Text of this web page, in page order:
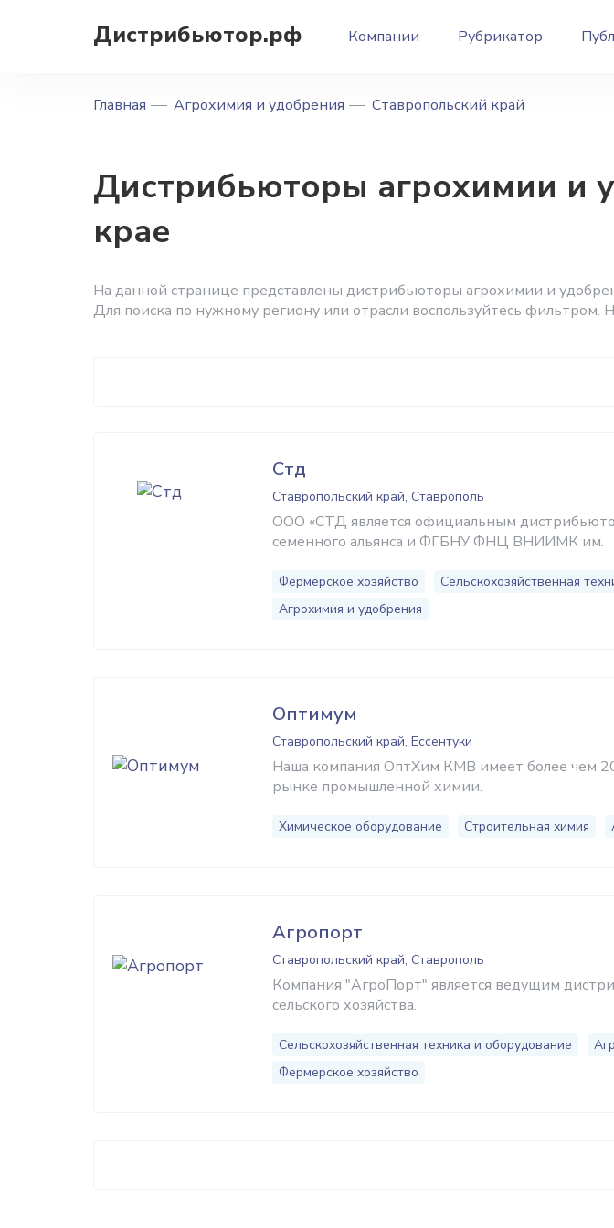
Дистрибьютор.рф Компании Рубрикатор
Главная Агрохимия и удобрения Ставропольский край
Дистрибьюторы агрохимии и
крае
На данной странице представлены дистрибьюторы агрохимии и
Для поиска по нужному региону или отрасли воспользуйтесь фильтром.
Стд
Ставропольский край, Ставрополь
ООО «СТД является официальным
семенного альянса и ФГБНУ ФНЦ ВНИИМК им.
Фермерское хозяйство
Сельскохозяйственная
Агрохимия и удобрения
Оптимум
Ставропольский край, Ессентуки
Наша компания ОптХим КМВ имеет более чем
рынке промышленной химии.
Химическое оборудование Строительная химия
Агропорт
Ставропольский край, Ставрополь
Компания "АгроПорт" является ведущим
сельского хозяйства.
Сельскохозяйственная техника и оборудование
Фермерское хозяйство